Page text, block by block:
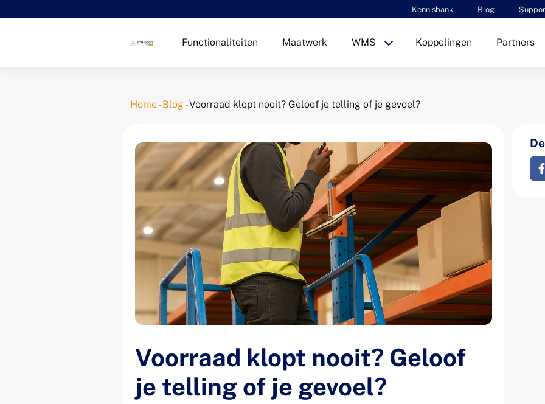
Kennisbank Blog
Functionaliteiten Maatwerk WMS Koppelingen Partners
Home-Blog-Voorraad klopt nooit? Geloof je telling of je gevoel?
Voorraad klopt nooit? Geloof
je telling of je gevoel?